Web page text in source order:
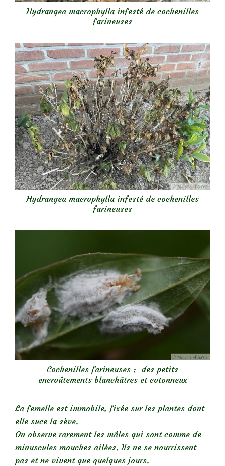
Hydrangea macrophylla infesté de cochenilles
farineuses
Hydrangea macrophylla infesté de cochenilles
farineuses
Cochenilles farineuses : des petits
encroûtements blanchâtres et cotonneux
La femelle est immobile, fixée sur les plantes dont
elle suce la sève.
On observe rarement les mâles qui sont comme de
minuscules mouches ailées. Ils ne se nourrissent
pas et ne vivent que quelques jours.